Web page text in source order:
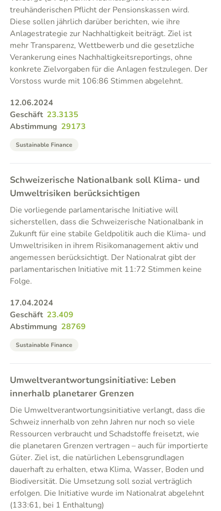
treuhänderischen Pflicht der Pensionskassen wird.
Diese sollen jährlich darüber berichten, wie ihre
Anlagestrategie zur Nachhaltigkeit beiträgt. Ziel ist
mehr Transparenz, Wettbewerb und die gesetzliche
Verankerung eines Nachhaltigkeitsreportings, ohne
konkrete Zielvorgaben für die Anlagen festzulegen. Der
Vorstoss wurde mit 106:86 Stimmen abgelehnt.
12.06.2024
Geschäft 23.3135
Abstimmung 29173
Sustainable Finance
Schweizerische Nationalbank soll Klima- und
Umweltrisiken berücksichtigen
Die vorliegende parlamentarische Initiative will
sicherstellen, dass die Schweizerische Nationalbank in
Zukunft für eine stabile Geldpolitik auch die Klima- und
Umweltrisiken in ihrem Risikomanagement aktiv und
angemessen berücksichtigt. Der Nationalrat gibt der
parlamentarischen Initiative mit 11:72 Stimmen keine
Folge.
17.04.2024
Geschäft 23.409
Abstimmung 28769
Sustainable Finance
Umweltverantwortungsinitiative: Leben
innerhalb planetarer Grenzen
Die Umweltverantwortungsinitiative verlangt, dass die
Schweiz innerhalb von zehn Jahren nur noch so viele
Ressourcen verbraucht und Schadstoffe freisetzt, wie
die planetaren Grenzen vertragen – auch für importierte
Güter. Ziel ist, die natürlichen Lebensgrundlagen
dauerhaft zu erhalten, etwa Klima, Wasser, Boden und
Biodiversität. Die Umsetzung soll sozial verträglich
erfolgen. Die Initiative wurde im Nationalrat abgelehnt
(133:61, bei 1 Enthaltung)